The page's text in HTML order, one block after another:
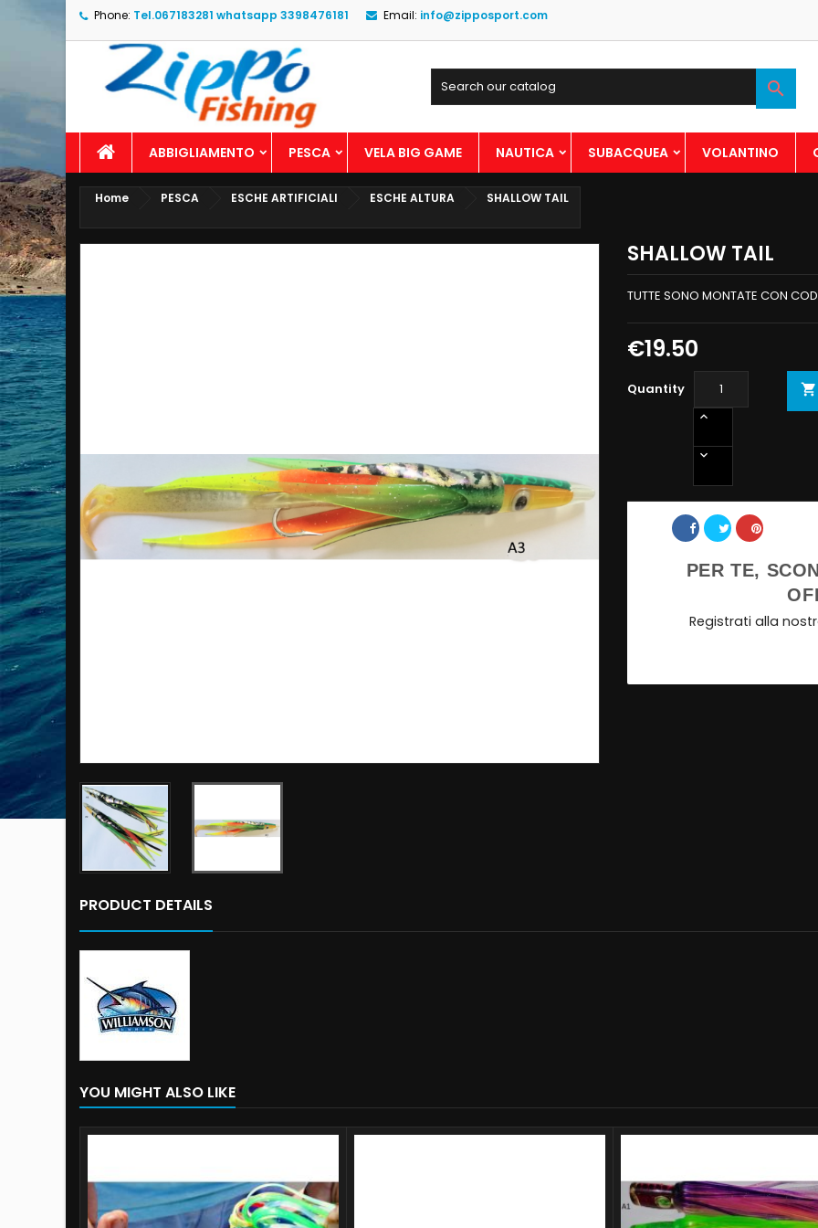
Phone: Tel.067183281 whatsapp 3398476181 Email: info@zipposport.com

ABBIGLIAMENTO PESCA VELA BIG GAME NAUTICA SUBACQUEA VOLANTINO
Home PESCA ESCHE ARTIFICIALI ESCHE ALTURA SHALLOW TAIL
SHALLOW TAIL
TUTTE SONO MONTATE CON
€19.50
Quantity 
PER TE,
Registrati alla
PRODUCT DETAILS
YOU MIGHT ALSO LIKE